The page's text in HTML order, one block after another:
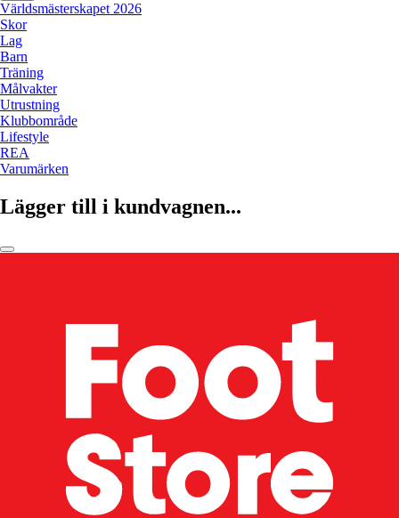
Världsmästerskapet 2026
Skor
Lag
Barn
Träning
Målvakter
Utrustning
Klubbområde
Lifestyle
REA
Varumärken
Lägger till i kundvagnen...